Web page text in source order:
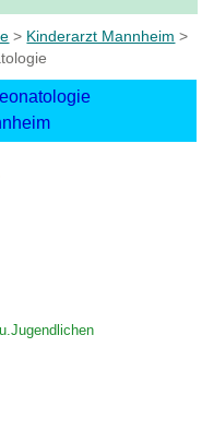
> Kinderarzt Mannheim >